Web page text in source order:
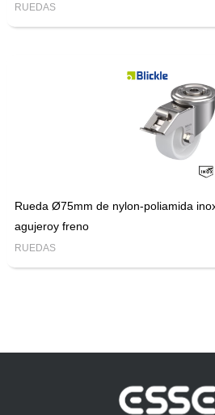
RUEDAS
Rueda Ø75mm de nylon-poliamida
agujeroy freno
RUEDAS